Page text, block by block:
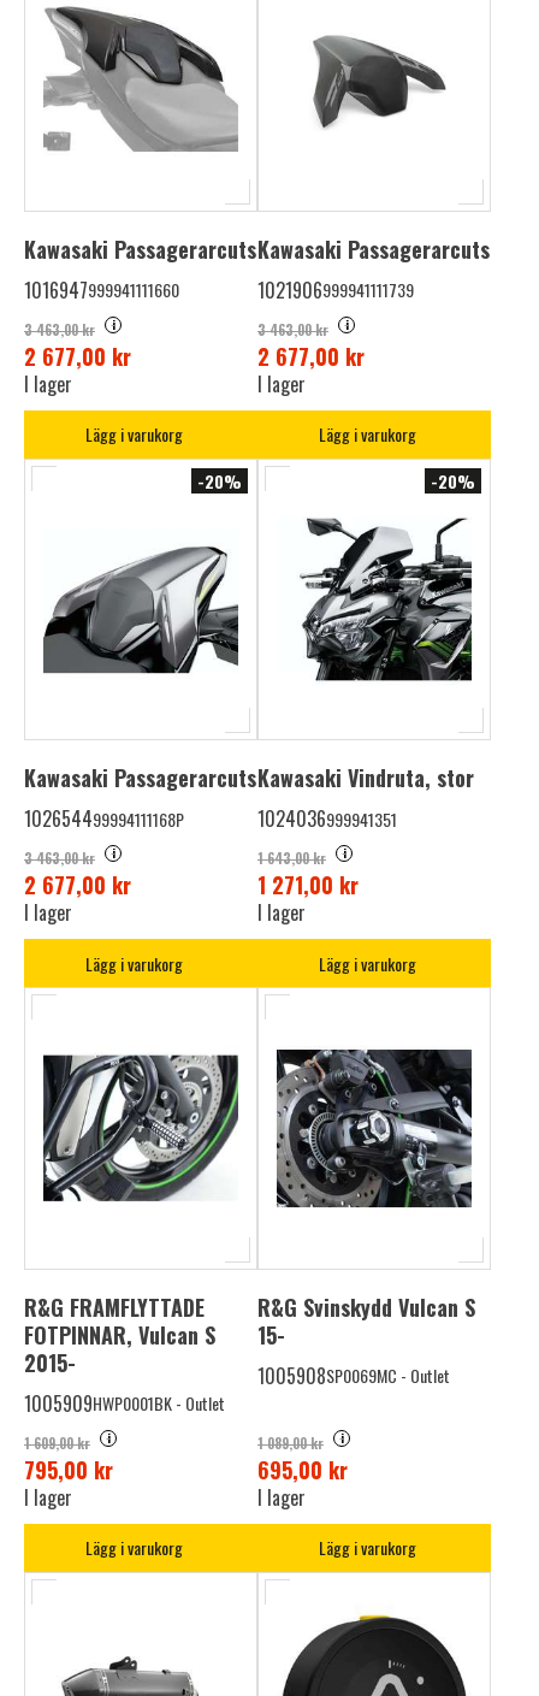
Kawasaki Passagerarcuts
1016947999941111660
3 463,00 kr i
2 677,00 kr
I lager
Lägg i varukorg
Kawasaki Passagerarcuts
1021906999941111739
3 463,00 kr i
2 677,00 kr
I lager
Lägg i varukorg
-20%
Kawasaki Passagerarcuts
102654499994111168P
3 463,00 kr i
2 677,00 kr
I lager
Lägg i varukorg
-20%
Kawasaki Vindruta, stor
1024036999941351
1 643,00 kr i
1 271,00 kr
I lager
Lägg i varukorg
R&G FRAMFLYTTADE
FOTPINNAR, Vulcan S
2015-
1005909HWP0001BK - Outlet
1 609,00 kr i
795,00 kr
I lager
Lägg i varukorg
R&G Svinskydd Vulcan S
15-
1005908SP0069MC - Outlet
1 089,00 kr i
695,00 kr
I lager
Lägg i varukorg